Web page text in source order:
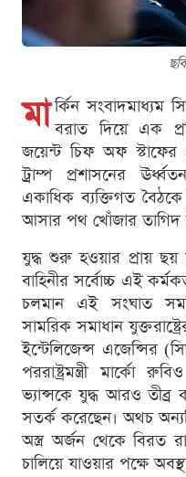
মা র্কিন সংবাদমাধ্যম
বরাত দিয়ে এক
জয়েন্ট চিফ অফ স্টাফের
ট্রাম্প প্রশাসনের
একাধিক ব্যক্তিগত বৈঠকে
আসার পথ খোঁজার তাগিদ
যুদ্ধ শুরু হওয়ার প্রায় ছয়
বাহিনীর সর্বোচ্চ এই
চলমান এই সংঘাত
সামরিক সমাধান
ইন্টেলিজেন্স এজেন্সির
পররাষ্ট্রমন্ত্রী মার্কো
ভ্যান্সকে যুদ্ধ আরও তীব্র
সতর্ক করেছেন। অথচ
অস্ত্র অর্জন থেকে বিরত
চালিয়ে যাওয়ার পক্ষে